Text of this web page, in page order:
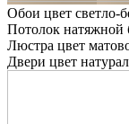
Обои цвет светло-
Потолок натяжной
Люстра цвет
Двери цвет